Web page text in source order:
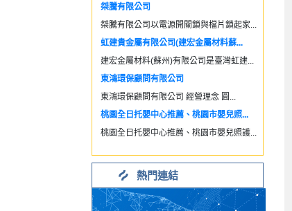
桀騰有限公司
桀騰有限公司以電源開關鎖與檔片鎖起家...
虹建貴金屬有限公司(建宏金屬材料蘇...
建宏金屬材料(蘇州)有限公司是臺灣虹建...
東鴻環保顧問有限公司
東鴻環保顧問有限公司 經營理念 圓...
桃園全日托嬰中心推薦、桃園市嬰兒照...
桃園全日托嬰中心推薦、桃園市嬰兒照護...
熱門連結